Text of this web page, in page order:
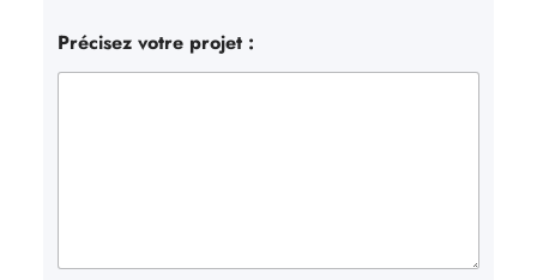
Précisez votre projet :